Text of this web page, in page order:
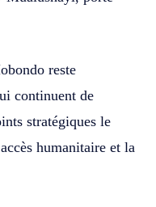
reste
continuent de
stratégiques le
humanitaire et la